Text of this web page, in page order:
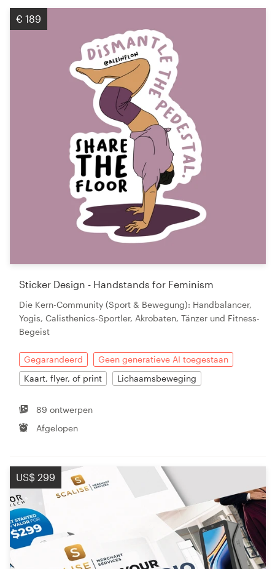
€ 189
Sticker Design - Handstands for Feminism
Die Kern-Community (Sport & Bewegung): Handbalancer,
Yogis, Calisthenics-Sportler, Akrobaten, Tänzer und Fitness-
Begeist
Gegarandeerd
Geen generatieve AI toegestaan
Kaart, flyer, of print
Lichaamsbeweging
89 ontwerpen
Afgelopen
US$ 299